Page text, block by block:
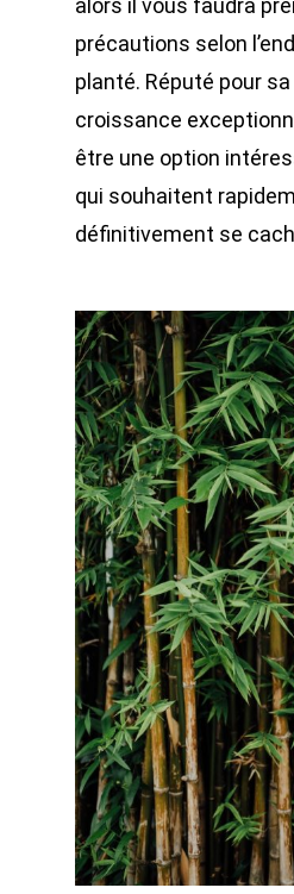
alors il vous faudra
précautions selon
planté. Réputé pour
croissance
être une option
qui souhaitent
définitivement se